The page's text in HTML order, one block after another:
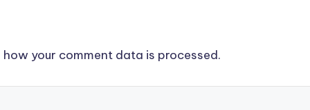
how your comment data is processed.